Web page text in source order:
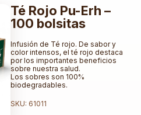
Té Rojo Pu-Erh –
100 bolsitas
Infusión de Té rojo. De sabor y
color intensos, el té rojo destaca
por los importantes beneficios
sobre nuestra salud.
Los sobres son 100%
biodegradables.
SKU: 61011